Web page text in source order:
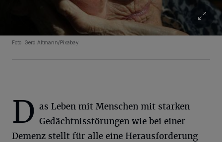
Foto: Gerd Altmann/Pixabay
D as Leben mit Menschen mit starken
Gedächtnisstörungen wie bei einer
Demenz stellt für alle eine Herausforderung